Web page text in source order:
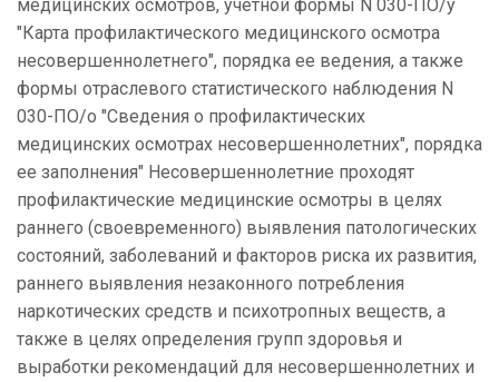
медицинских осмотров, учетной формы N 030-ПО/у
"Карта профилактического медицинского осмотра
несовершеннолетнего", порядка ее ведения, а также
формы отраслевого статистического наблюдения N
030-ПО/о "Сведения о профилактических
медицинских осмотрах несовершеннолетних", порядка
ее заполнения" Несовершеннолетние проходят
профилактические медицинские осмотры в целях
раннего (своевременного) выявления патологических
состояний, заболеваний и факторов риска их развития,
раннего выявления незаконного потребления
наркотических средств и психотропных веществ, а
также в целях определения групп здоровья и
выработки рекомендаций для несовершеннолетних и